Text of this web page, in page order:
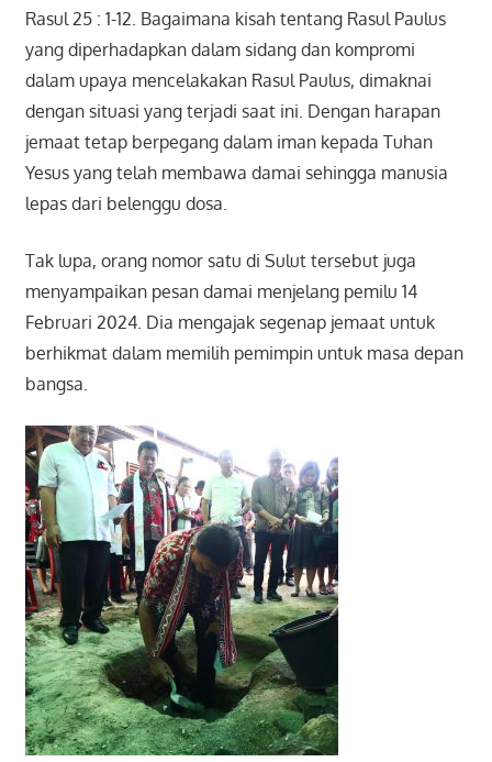
Rasul 25 : 1-12. Bagaimana kisah tentang Rasul Paulus
yang diperhadapkan dalam sidang dan kompromi
dalam upaya mencelakakan Rasul Paulus, dimaknai
dengan situasi yang terjadi saat ini. Dengan harapan
jemaat tetap berpegang dalam iman kepada Tuhan
Yesus yang telah membawa damai sehingga manusia
lepas dari belenggu dosa.
Tak lupa, orang nomor satu di Sulut tersebut juga
menyampaikan pesan damai menjelang pemilu 14
Februari 2024. Dia mengajak segenap jemaat untuk
berhikmat dalam memilih pemimpin untuk masa depan
bangsa.